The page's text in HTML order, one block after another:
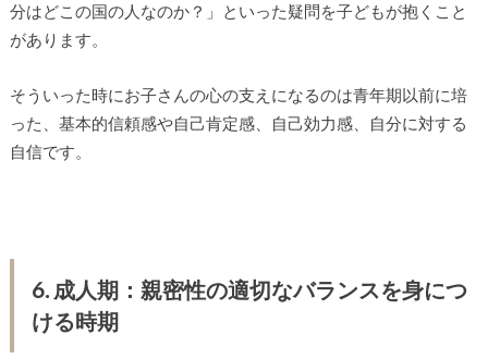
分はどこの国の人なのか？」といった疑問を子どもが抱くこと
があります。
そういった時にお子さんの心の支えになるのは青年期以前に培
った、基本的信頼感や自己肯定感、自己効力感、自分に対する
自信です。
6. 成人期：親密性の適切なバランスを身につ
ける時期